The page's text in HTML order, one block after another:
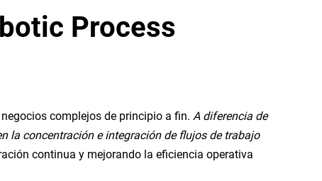
Process
complejos de principio a fin. A diferencia de
la concentración e integración de flujos de trabajo
continua y mejorando la eficiencia operativa